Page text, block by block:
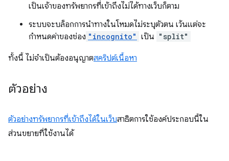
เป็นเจ้าของทรัพยากรที่เข้าถึงไม่ได้ทางเว็บก็ตาม
ระบบจะบล็อกการนำทางในโหมดไม่ระบุตัวตน เว้นแต่จะ
กำหนดค่าของช่อง "incognito" เป็น "split"
ทั้งนี้ ไม่จำเป็นต้องอนุญาตสคริปต์เนื้อหา
ตัวอย่าง
ตัวอย่างทรัพยากรที่เข้าถึงได้ในเว็บสาธิตการใช้องค์ประกอบนี้ใน
ส่วนขยายที่ใช้งานได้